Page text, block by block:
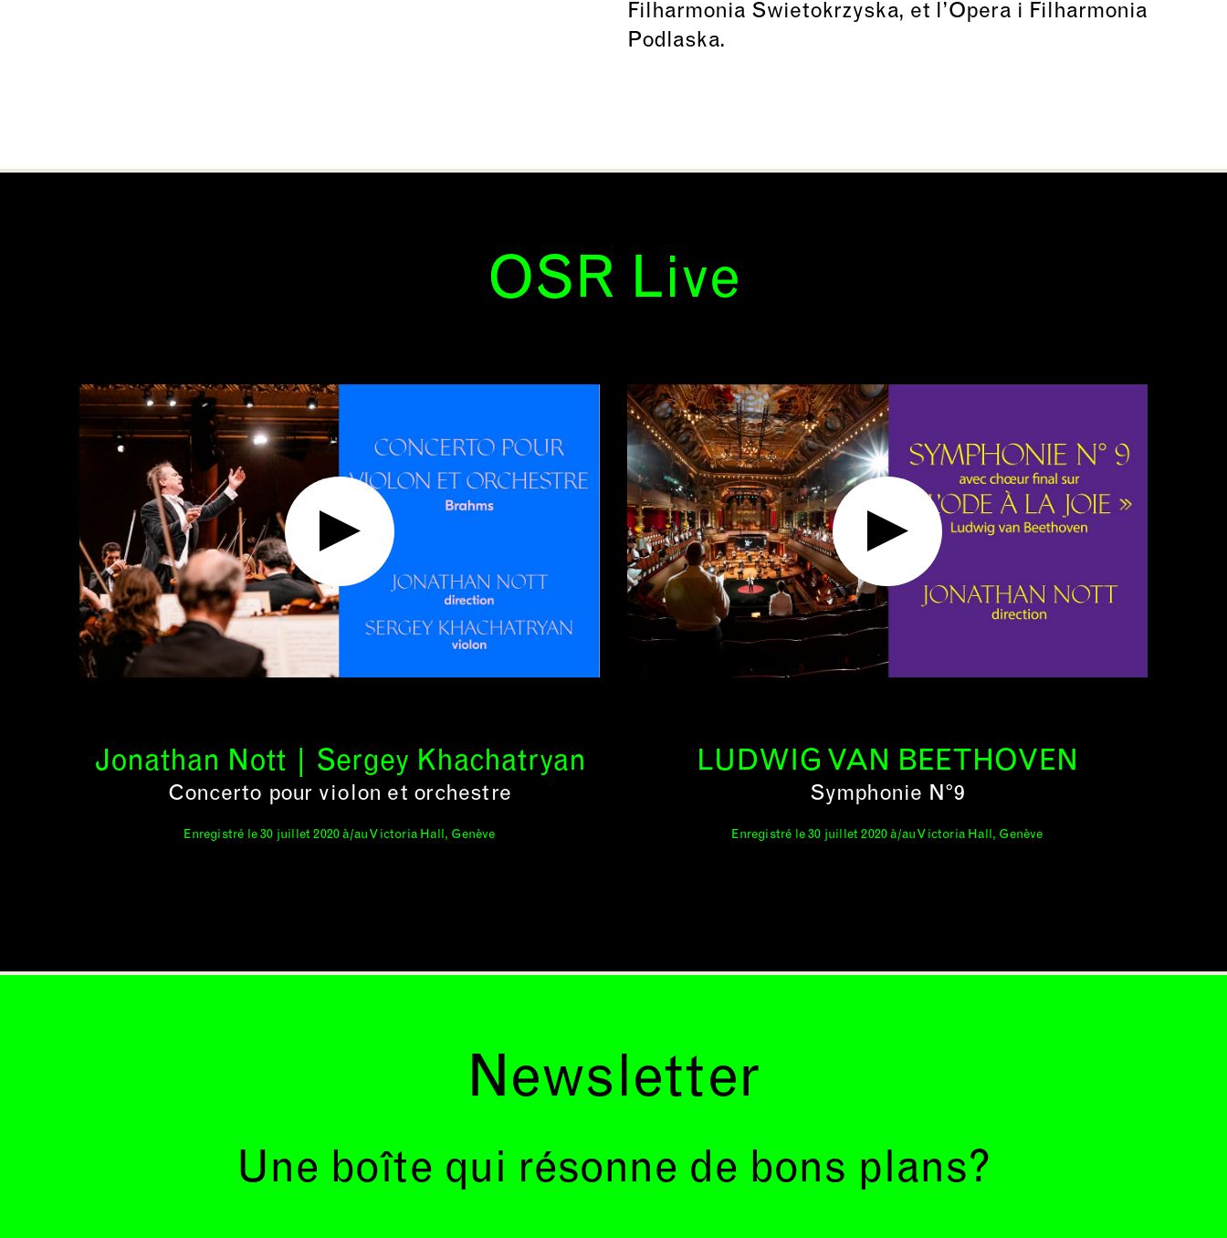
Filharmonia Swietokrzyska, et l’Opera i Filharmonia
Podlaska.
OSR Live
Jonathan Nott | Sergey Khachatryan
Concerto pour violon et orchestre
Enregistré le 30 juillet 2020 à/au Victoria Hall, Genève
LUDWIG VAN BEETHOVEN
Symphonie N°9
Enregistré le 30 juillet 2020 à/au Victoria Hall, Genève
Newsletter
Une boîte qui résonne de bons plans?